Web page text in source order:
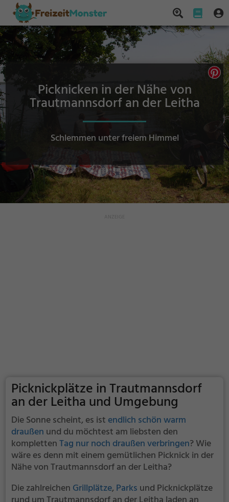
Picknicken in der Nähe von
Trautmannsdorf an der Leitha
Schlemmen unter freiem Himmel
Picknickplätze in Trautmannsdorf
an der Leitha und Umgebung
Die Sonne scheint, es ist endlich schön warm
draußen und du möchtest am liebsten den
komplettenTag nur noch draußen verbringen? Wie
wäre es denn mit einem gemütlichen Picknick in der
Nähe von Trautmannsdorf an der Leitha?
Die zahlreichen Grillplätze,Parks und Picknickplätze